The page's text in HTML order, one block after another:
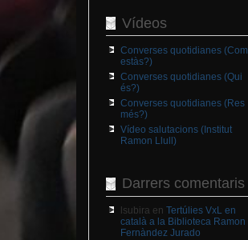
Vídeos
Converses quotidianes (Com
estàs?)
Converses quotidianes (Qui
és?)
Converses quotidianes (Res
més?)
Vídeo salutacions (Institut
Ramon Llull)
Darrers comentaris
lsubira en Tertúlies VxL en
català a la Biblioteca Ramon
Fernàndez Jurado